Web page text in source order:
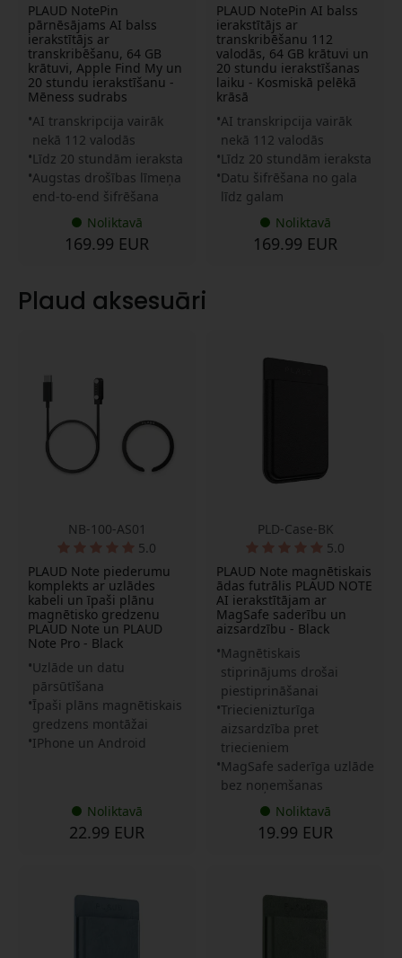
PLAUD NotePin
pārnēsājams AI balss
ierakstītājs ar
transkribēšanu, 64 GB
krātuvi, Apple Find My un
20 stundu ierakstīšanu -
Mēness sudrabs
AI transkripcija vairāk
nekā 112 valodās
Līdz 20 stundām ieraksta
Augstas drošības līmeņa
end-to-end šifrēšana
Noliktavā
169.99 EUR
PLAUD NotePin AI balss
ierakstītājs ar
transkribēšanu 112
valodās, 64 GB krātuvi un
20 stundu ierakstīšanas
laiku - Kosmiskā pelēkā
krāsā
AI transkripcija vairāk
nekā 112 valodās
Līdz 20 stundām ieraksta
Datu šifrēšana no gala
līdz galam
Noliktavā
169.99 EUR
Plaud aksesuāri
NB-100-AS01
5.0
PLAUD Note piederumu
komplekts ar uzlādes
kabeli un īpaši plānu
magnētisko gredzenu
PLAUD Note un PLAUD
Note Pro - Black
Uzlāde un datu
pārsūtīšana
Īpaši plāns magnētiskais
gredzens montāžai
IPhone un Android
Noliktavā
22.99 EUR
PLD-Case-BK
5.0
PLAUD Note magnētiskais
ādas futrālis PLAUD NOTE
AI ierakstītājam ar
MagSafe saderību un
aizsardzību - Black
Magnētiskais
stiprinājums drošai
piestiprināšanai
Triecienizturīga
aizsardzība pret
triecieniem
MagSafe saderīga uzlāde
bez noņemšanas
Noliktavā
19.99 EUR